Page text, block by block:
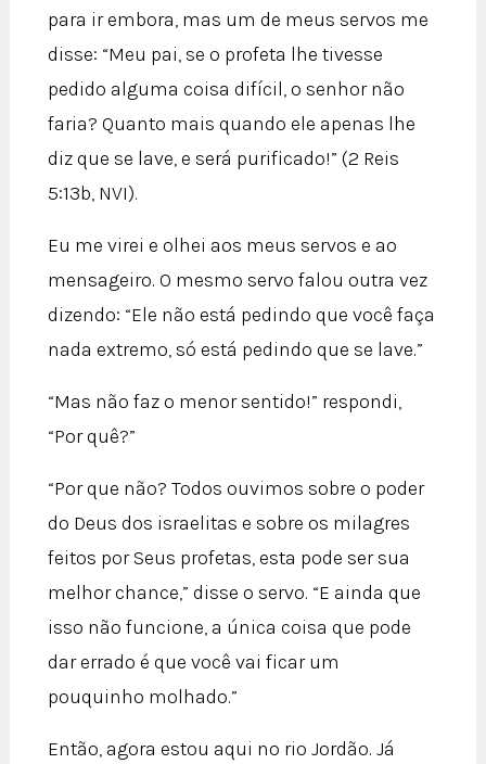
para ir embora, mas um de meus servos me
disse: “Meu pai, se o profeta lhe tivesse
pedido alguma coisa difícil, o senhor não
faria? Quanto mais quando ele apenas lhe
diz que se lave, e será purificado!” (2 Reis
5:13b, NVI).
Eu me virei e olhei aos meus servos e ao
mensageiro. O mesmo servo falou outra vez
dizendo: “Ele não está pedindo que você faça
nada extremo, só está pedindo que se lave.”
“Mas não faz o menor sentido!” respondi,
“Por quê?”
“Por que não? Todos ouvimos sobre o poder
do Deus dos israelitas e sobre os milagres
feitos por Seus profetas, esta pode ser sua
melhor chance,” disse o servo. “E ainda que
isso não funcione, a única coisa que pode
dar errado é que você vai ficar um
pouquinho molhado.”
Então, agora estou aqui no rio Jordão. Já